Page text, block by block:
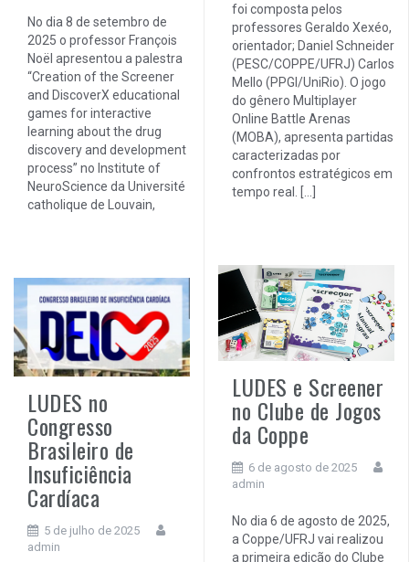
foi composta pelos
professores Geraldo Xexéo,
orientador; Daniel Schneider
(PESC/COPPE/UFRJ) Carlos
Mello (PPGI/UniRio). O jogo
do gênero Multiplayer
Online Battle Arenas
(MOBA), apresenta partidas
caracterizadas por
confrontos estratégicos em
tempo real. […]
No dia 8 de setembro de
2025 o professor François
Noël apresentou a palestra
“Creation of the Screener
and DiscoverX educational
games for interactive
learning about the drug
discovery and development
process” no Institute of
NeuroScience da Université
catholique de Louvain,
LUDES e Screener
no Clube de Jogos
da Coppe
6 de agosto de 2025
admin
No dia 6 de agosto de 2025,
a Coppe/UFRJ vai realizou
a primeira edição do Clube
LUDES no
Congresso
Brasileiro de
Insuficiência
Cardíaca
5 de julho de 2025
admin